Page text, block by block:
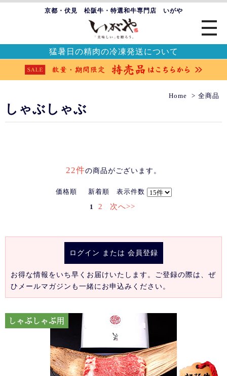
京都・伏見 松阪牛・特選和牛専門店 いがや
猛暑日の精肉の冷凍発送について
Home 全商品
しゃぶしゃぶ
22件の商品がございます。
価格順 新着順 表示件数
1 2 次へ>>
ログイン または 会員登録
お得な情報をいち早くお届けいたします。ご登録の際は、ぜ
ひメールマガジンも一緒にお申込みください。